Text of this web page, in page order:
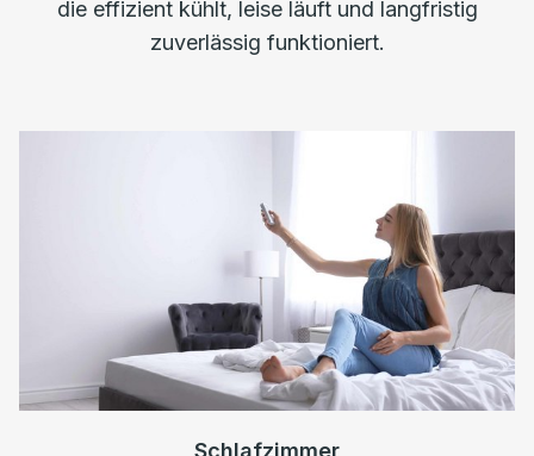
die effizient kühlt, leise läuft und langfristig
zuverlässig funktioniert.
Schlafzimmer